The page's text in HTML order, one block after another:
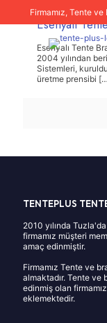
Firmamız, Tente
Esenyalı
Esenyalı Tente
2004 yılından
Sistemleri,
üretme prensibi
TENTEPLUS
2010 yılında
firmamız müşteri
amaç edinmiştir.
Firmamız Tente ve
almaktadır. Tente
edinmiş olan
eklemektedir.